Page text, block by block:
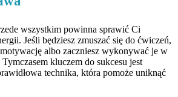
wszystkim powinna sprawić Ci
Jeśli będziesz zmuszać się do ćwiczeń,
albo zaczniesz wykonywać je w
kluczem do sukcesu jest
technika, która pomoże uniknąć